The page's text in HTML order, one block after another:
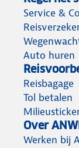
Service &
Auto huren
Reisbagage
Tol betalen
Over
Werken bij